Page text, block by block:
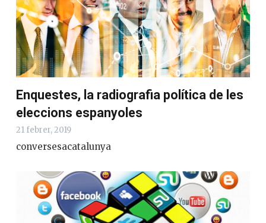
Enquestes, la radiografia política de les
eleccions espanyoles
21 febrer, 2019
conversesacatalunya